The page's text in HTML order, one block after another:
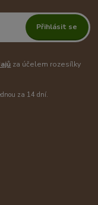
Přihlásit se
za účelem rozesílky
za 14 dní.